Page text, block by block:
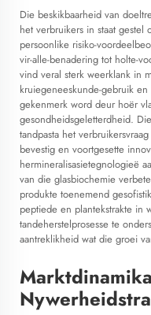
Die beskikbaarheid van
het verbruikers in staat gestel
persoonlike risiko-
vir-alle-benadering tot holte-
vind veral sterk weerklank in
kruiegeneeskunde-gebruik
gekenmerk word deur hoër
gesondheidsgeletterdheid.
tandpasta het
bevestig en voortgesette
hermineralisasietegnologieë
van die glasbiochemie
produkte toenemend
peptiede en plantekstrakte in
tandeherstelprosesse te
aantreklikheid wat die groei